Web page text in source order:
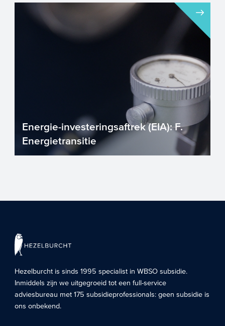
Energie-investeringsaftrek (EIA) –
Hoofdstuk E. Energiebalancering. Het
gebruik van het energi...
Energie-investeringsaftrek (EIA): F.
Energietransitie
F is bedoeld voor ...
Hezelburcht is sinds 1995 specialist inWBSO subsidie.
Inmiddels zijn we uitgegroeid tot een full-service
adviesbureau met 175 subsidieprofessionals: geen subsidie is
ons onbekend.